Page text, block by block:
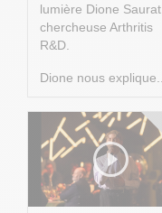
lumière Dione Saurat,
chercheuse Arthritis
R&D.
Dione nous explique...